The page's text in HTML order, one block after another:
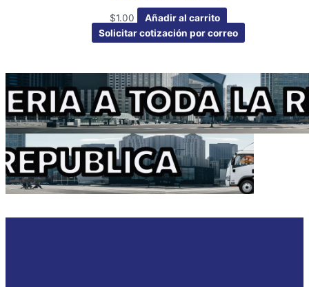
$1.00
Añadir al carrito
Solicitar cotización por correo